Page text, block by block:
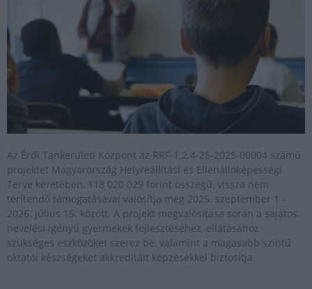
Az Érdi Tankerületi Központ az RRF-1.2.4-25-2025-00004 számú
projektet Magyarország Helyreállítási és Ellenállóképességi
Terve keretében, 118 020 029 forint összegű, vissza nem
térítendő támogatásával valósítja meg 2025. szeptember 1 -
2026. július 15. között. A projekt megvalósítása során a sajátos
nevelési igényű gyermekek fejlesztéséhez, ellátásához
szükséges eszközöket szerez be, valamint a magasabb szintű
oktatói készségeket akkreditált képzésekkel biztosítja.